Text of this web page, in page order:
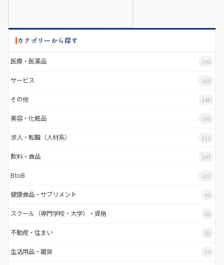
カテゴリーから探す
医療・医薬品 196
サービス 168
その他 146
美容・化粧品 145
求人・転職（人材系） 112
飲料・食品 103
BtoB 103
健康食品・サプリメント 99
スクール（専門学校・大学）・資格 89
不動産・住まい 83
生活用品・雑貨 39